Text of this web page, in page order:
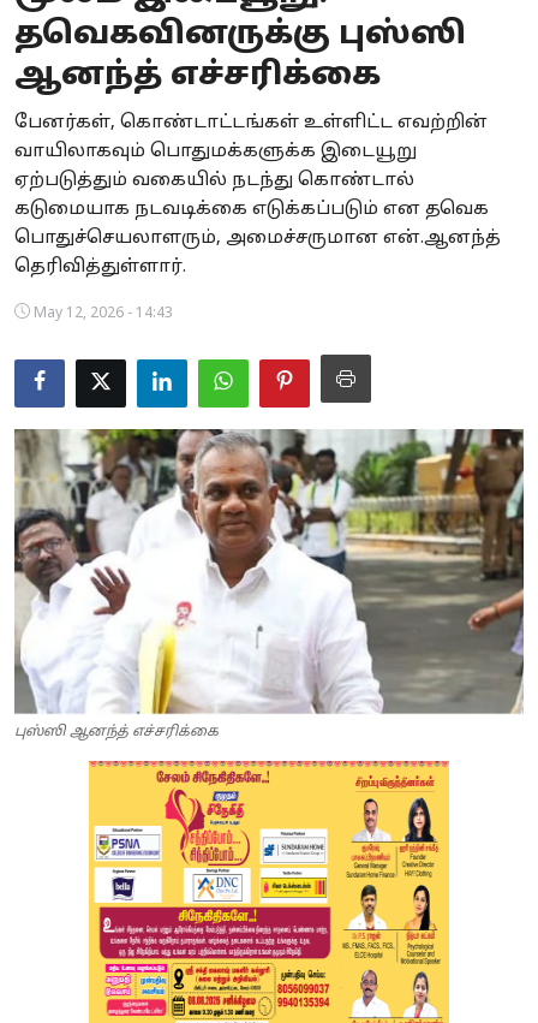
Business
Crime
Tamilnadu
National
World
Astrology
Spirituality
Weather
Politics
தவெகவினருக்கு புஸ்ஸி
ஆனந்த் எச்சரிக்கை
பேனர்கள், கொண்டாட்டங்கள் உள்ளிட்ட எவற்றின்
வாயிலாகவும் பொதுமக்களுக்க இடையூறு
ஏற்படுத்தும் வகையில் நடந்து கொண்டால்
கடுமையாக நடவடிக்கை எடுக்கப்படும் என தவெக
பொதுச்செயலாளரும், அமைச்சருமான என்.ஆனந்த்
தெரிவித்துள்ளார்.
May 12, 2026 - 14:43
புஸ்ஸி ஆனந்த் எச்சரிக்கை